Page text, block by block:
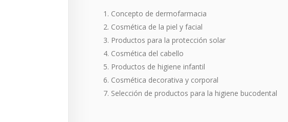
Concepto de dermofarmacia
Cosmética de la piel y facial
Productos para la protección solar
Cosmética del cabello
Productos de higiene infantil
Cosmética decorativa y corporal
Selección de productos para la higiene bucodental